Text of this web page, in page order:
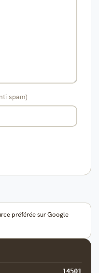
spam)
préférée sur Google
14501